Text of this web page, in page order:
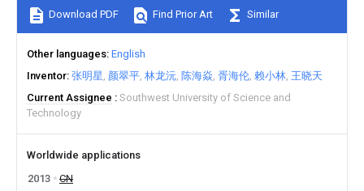
Download PDF Find Prior Art Similar
Other languages English
Inventor 张明星 颜翠平 林龙沅 陈海焱 胥海伦 赖小林 王晓天
Current Assignee
Southwest University of Science and
Technology
Worldwide applications
2013
CN